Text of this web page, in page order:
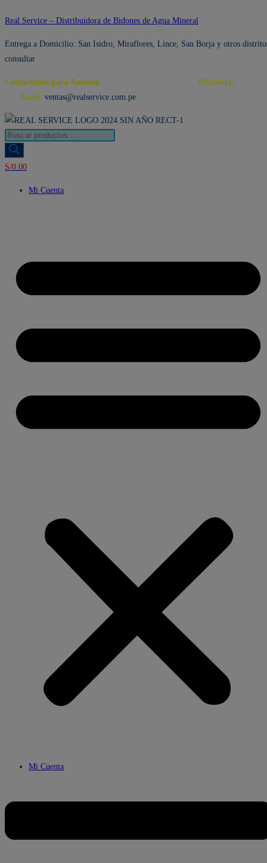
Ir
contenido
Real Service – Distribuidora de Bidones de Agua Mineral
Entrega a Domicilio: San Isidro, Miraflores, Lince, San Borja y otros
consultar
Contáctenos para Asesoría WhatsApp:
Email: ventas@realservice.com.pe
Búsqueda
de
productos
S/0.00
Mi Cuenta
Mi Cuenta